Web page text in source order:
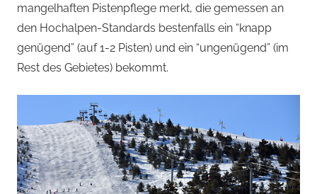
mangelhaften Pistenpflege merkt, die gemessen an
den Hochalpen-Standards bestenfalls ein “knapp
genügend” (auf 1-2 Pisten) und ein “ungenügend” (im
Rest des Gebietes) bekommt.